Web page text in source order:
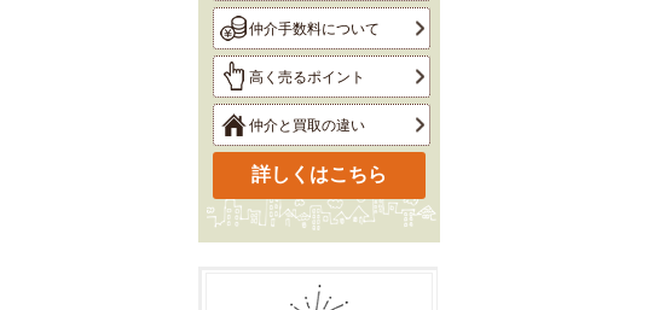
仲介手数料について
高く売るポイント
仲介と買取の違い
詳しくはこちら